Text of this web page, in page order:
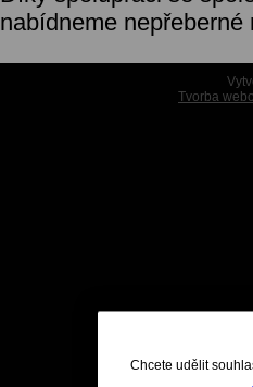
nabídneme
Tvorba
Chcete udělit